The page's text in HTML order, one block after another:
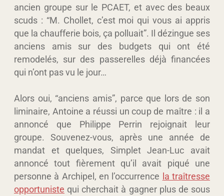
ancien groupe sur le PCAET, et avec des beaux
scuds : “M. Chollet, c’est moi qui vous ai appris
que la chaufferie bois, ça polluait”. Il dézingue ses
anciens amis sur des budgets qui ont été
remodelés, sur des passerelles déjà financées
qui n’ont pas vu le jour…
Alors oui, “anciens amis”, parce que lors de son
liminaire, Antoine a réussi un coup de maître : il a
annoncé que Philippe Perrin rejoignait leur
groupe. Souvenez-vous, après une année de
mandat et quelques, Simplet Jean-Luc avait
annoncé tout fièrement qu’il avait piqué une
personne à Archipel, en l’occurrence la traîtresse
opportuniste qui cherchait à gagner plus de sous